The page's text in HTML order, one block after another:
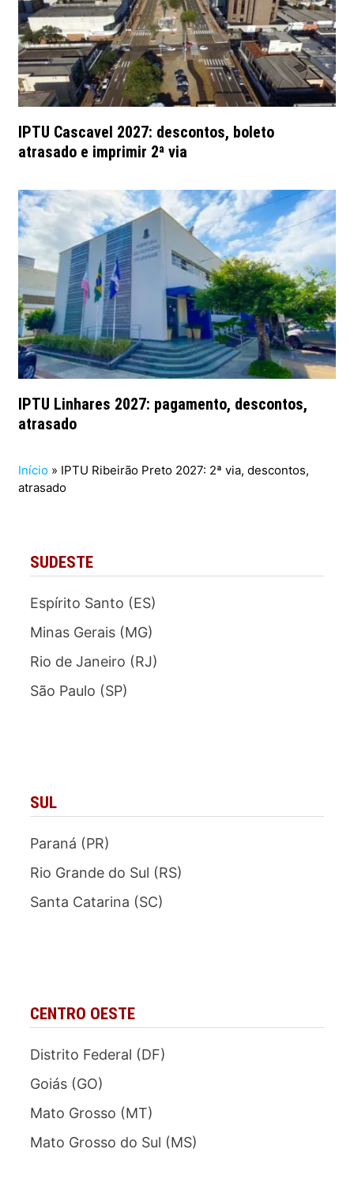
IPTU Cascavel 2027: descontos, boleto
atrasado e imprimir 2ª via
IPTU Linhares 2027: pagamento, descontos,
atrasado
Início » IPTU Ribeirão Preto 2027: 2ª via, descontos,
atrasado
SUDESTE
Espírito Santo (ES)
Minas Gerais (MG)
Rio de Janeiro (RJ)
São Paulo (SP)
SUL
Paraná (PR)
Rio Grande do Sul (RS)
Santa Catarina (SC)
CENTRO OESTE
Distrito Federal (DF)
Goiás (GO)
Mato Grosso (MT)
Mato Grosso do Sul (MS)